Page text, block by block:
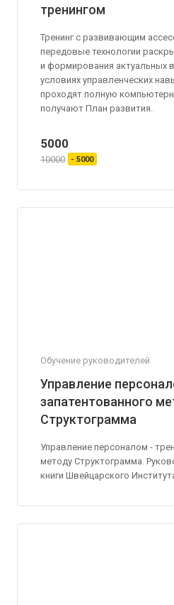
тренингом
Тренинг с развивающим
передовые технологии
и формирования актуальных
условиях управленческих
проходят полную
получают План развития.
5000
10000 - 5000
Обучение руководителей
Управление
запатентованного
Структограмма
Управление персоналом -
методу Структограмма.
книги Швейцарского